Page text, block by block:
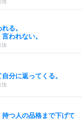
法
る。
われない。
法
分に返ってくる。
法
つ人の品格まで下げて